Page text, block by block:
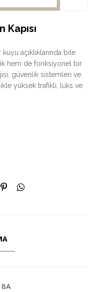
açıklıklarında bile
hem de fonksiyonel bir
güvenlik sistemleri ve
yüksek trafikli, lüks ve